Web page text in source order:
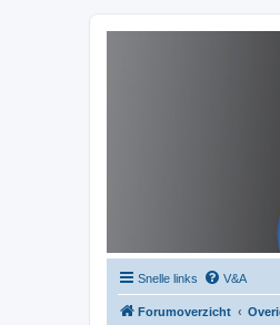
Snelle links V&A
Forumoverzicht